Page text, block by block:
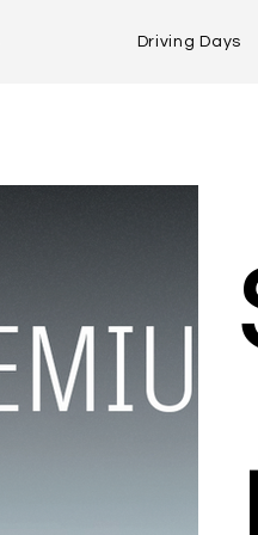
Driving Days